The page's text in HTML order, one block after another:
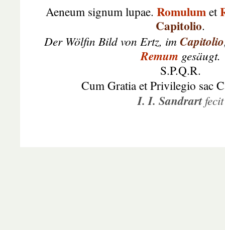
Aeneum signum lupae. Romulumet
Capitolio.
Der Wölfin Bild von Ertz, imCapitolio
Remum gesäugt.
S.P.Q.R.
Cum Gratia et Privilegio sac
I. I. Sandrartfecit